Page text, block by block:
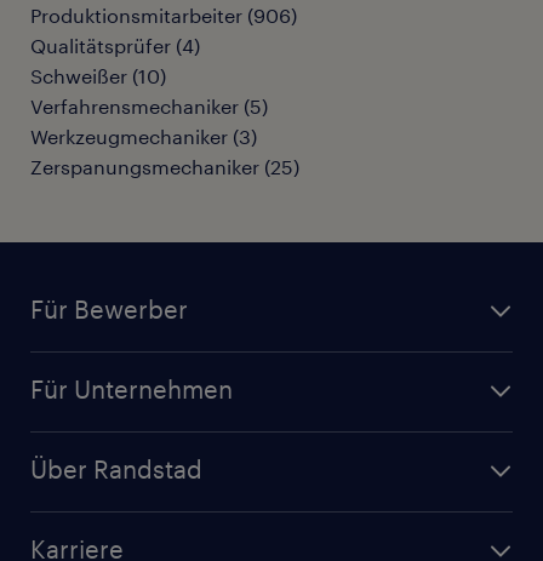
Produktionsmitarbeiter (906)
Qualitätsprüfer (4)
Schweißer (10)
Verfahrensmechaniker (5)
Werkzeugmechaniker (3)
Zerspanungsmechaniker (25)
Für Bewerber
Initiativbewerbung
Randstad Akademie
Für Unternehmen
Über Randstad
Karriere